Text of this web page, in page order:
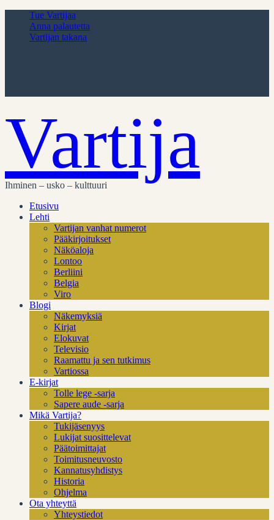
Tue Vartijaa
Anna palautetta
Vartijan takana
Vartija
Ihminen – usko – kulttuuri
Etusivu
Lehti
Vartijan vanhat numerot
Pääkirjoitukset
Näköaloja
Lontoo
Berliini
Belgia
Viro
Blogi
Näkemyksiä
Kirjat
Elokuvat
Televisio
Raamattu ja sen tutkimus
Vartiossa
E-kirjat
Tolle lege -sarja
Sapere aude -sarja
Mikä Vartija?
Tukijäsenyys
Lukijat suosittelevat
Päätoimittajat
Toimitusneuvosto
Kannatusyhdistys
Historia
Ohjelma
Ota yhteyttä
Yhteystiedot